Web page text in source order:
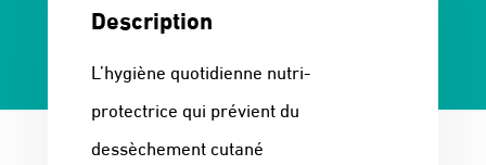
Description
L’hygiène quotidienne nutri-
protectrice qui prévient du
dessèchement cutané